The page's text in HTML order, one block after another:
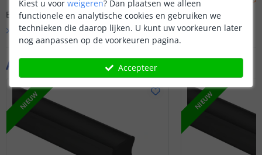
Aanvullende producten
NIEUW NIEUW
Er is nog geen vraag gesteld over dit product.
Bekijk alle Vraag & antwoord
Kiest u voor weigeren? Dan plaatsen we alleen
functionele en analytische cookies en gebruiken we
technieken die daarop lijken. U kunt uw voorkeuren later
nog aanpassen op de voorkeuren pagina.
Accepteer